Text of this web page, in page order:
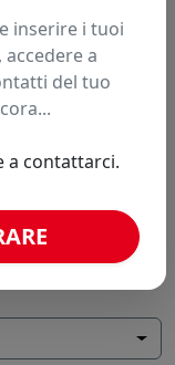
inserire i tuoi
a
del tuo
a contattarci.